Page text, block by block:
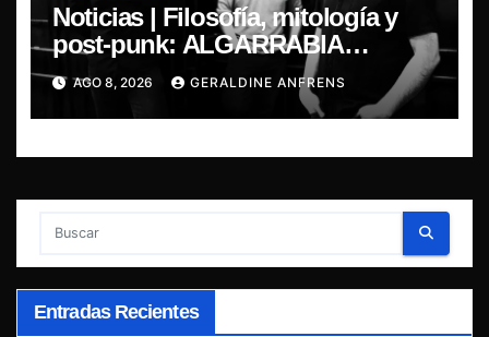
Noticias | Filosofía, mitología y
post-punk: ALGARRABIA
presenta “Cantos de Sirena”
AGO 8, 2026 GERALDINE ANFRENS
Entradas Recientes